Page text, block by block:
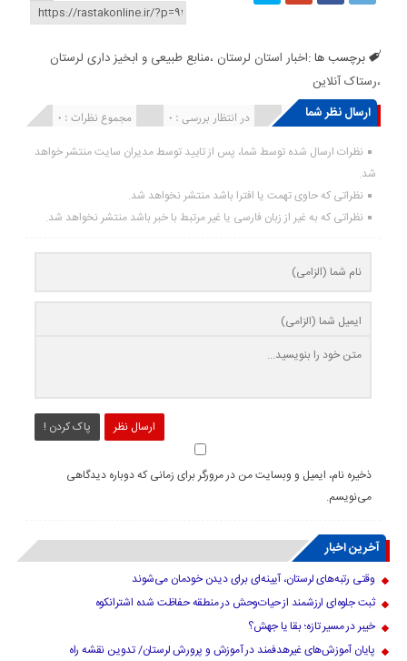
برچسب ها :اخبار استان لرستان ،منابع طبیعی و ابخیز داری لرستان
،رستاک آنلاین
ارسال نظر شما
مجموع نظرات : 0 در انتظار بررسی : 0 انتشار یافته : ۰
نظرات ارسال شده توسط شما، پس از تایید توسط مدیران سایت منتشر خواهد
شد.
نظراتی که حاوی تهمت یا افترا باشد منتشر نخواهد شد.
نظراتی که به غیر از زبان فارسی یا غیر مرتبط با خبر باشد منتشر نخواهد شد.
ارسال نظر پاک کردن !
ذخیره نام، ایمیل و وبسایت من در مرورگر برای زمانی که دوباره دیدگاهی
می‌نویسم.
آخرین اخبار
وقتی رتبه‌های لرستان، آیینه‌ای برای دیدن خودمان می‌شوند
ثبت جلوه‌ای ارزشمند از حیات‌وحش در منطقه حفاظت شده اشترانکوه
خیبر در مسیر تازه؛ بقا یا جهش؟
پایان آموزش‌های غیرهدفمند در آموزش و پرورش لرستان/ تدوین نقشه راه